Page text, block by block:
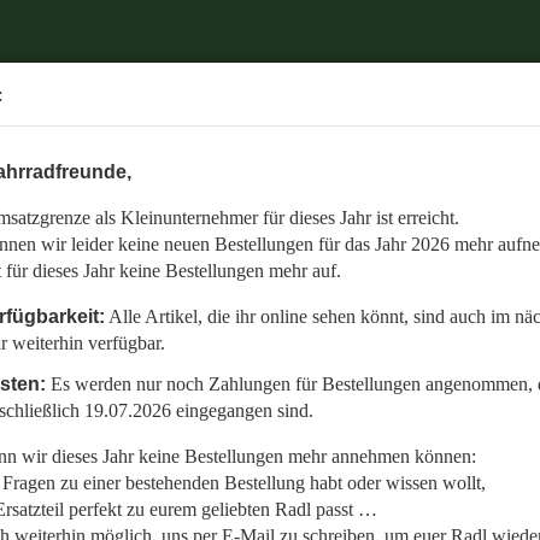
als Kleinunternehmer für dieses Jahr ist erreicht.
wir leider keine neuen Bestellungen für das Jahr 2026 mehr
dieses Jahr keine Bestellungen mehr auf.
Alle Artikel, die ihr online sehen könnt, sind auch im
weiterhin verfügbar.
Es werden nur noch Zahlungen für Bestellungen angenommen,
19.07.2026 eingegangen sind.
wir dieses Jahr keine Bestellungen mehr annehmen können:
zu einer bestehenden Bestellung habt oder wissen wollt,
perfekt zu eurem geliebten Radl passt …
weiterhin möglich, uns per E-Mail zu schreiben, um euer Radl
aufnehmen.
im nächsten Jahr weiterhin verfügbar.
die bis einschließlich 19.07.2026 eingegangen sind.
wieder fit zu bekommen.
auf den gemeinsamen Start in die neue Saison am 01.01.2027!